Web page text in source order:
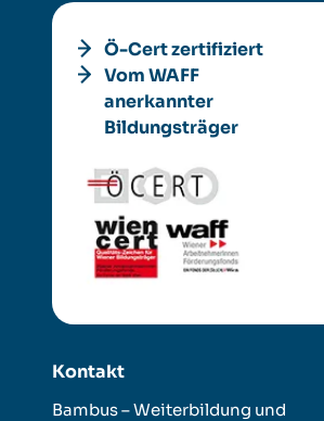
Ö-Cert zertifiziert
Vom WAFF
anerkannter
Bildungsträger
Kontakt
Bambus – Weiterbildung und